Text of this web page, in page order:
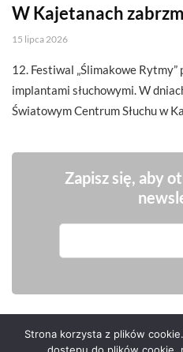
W Kajetanach
15 lipca 2026
12. Festiwal „Ślimakowe
implantami słuchowymi. W
Światowym Centrum Słuchu w
Zapisz się, aby
Strona korzysta z plików